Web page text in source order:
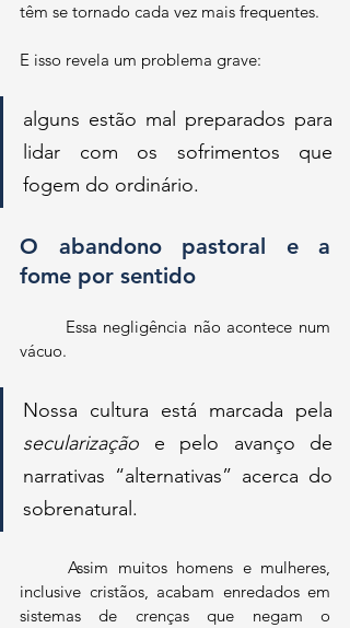
têm se tornado cada vez mais frequentes.
E isso revela um problema grave:
alguns estão mal preparados para
lidar com os sofrimentos que
fogem do ordinário.
O abandono pastoral e a
fome por sentido
vácuo.
secularização e pelo avanço de
narrativas “alternativas” acerca do
sobrenatural.
	Assim muitos homens e mulheres,
inclusive cristãos, acabam enredados em
sistemas de crenças que negam o